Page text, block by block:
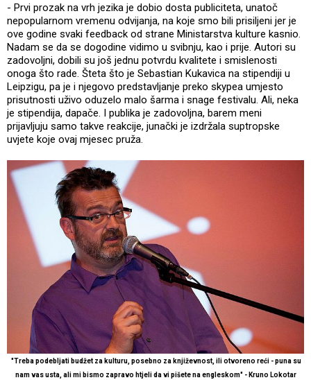
- Prvi prozak na vrh jezika je dobio dosta publiciteta, unatoč
nepopularnom vremenu odvijanja, na koje smo bili prisiljeni jer je
ove godine svaki feedback od strane Ministarstva kulture kasnio.
Nadam se da se dogodine vidimo u svibnju, kao i prije. Autori su
zadovoljni, dobili su još jednu potvrdu kvalitete i smislenosti
onoga što rade. Šteta što je Sebastian Kukavica na stipendiji u
Leipzigu, pa je i njegovo predstavljanje preko skypea umjesto
prisutnosti uživo oduzelo malo šarma i snage festivalu. Ali, neka
je stipendija, dapače. I publika je zadovoljna, barem meni
prijavljuju samo takve reakcije, junački je izdržala suptropske
uvjete koje ovaj mjesec pruža.
"Treba podebljati budžet za kulturu, posebno za književnost, ili otvoreno reći - puna su
nam vas usta, ali mi bismo zapravo htjeli da vi pišete na engleskom" - Kruno Lokotar